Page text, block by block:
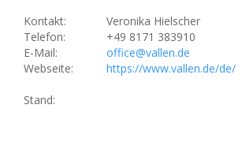
Kontakt:
Veronika Hielscher
Telefon:
+49 8171 383910
E-Mail:
office@vallen.de
Webseite:
https://www.vallen.de/de/
Stand: